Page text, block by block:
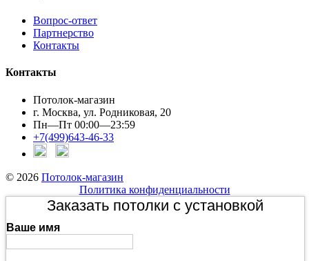
Вопрос-ответ
Партнерство
Контакты
Контакты
Потолок-магазин
г. Москва, ул. Родниковая, 20
Пн—Пт 00:00—23:59
+7(499)643-46-33
© 2026 Потолок-магазин
Политика конфиденциальности
Заказать потолки с установкой
Ваше имя